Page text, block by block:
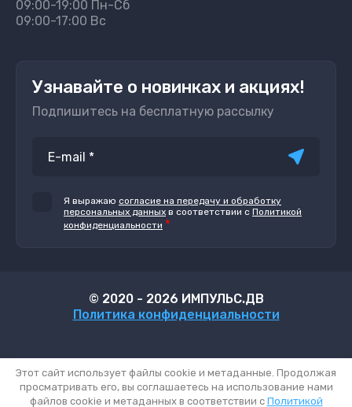
09:00-19:00 Пн-Сб
09:00-17:00 Вс
Узнавайте о новинках и акциях!
Подпишитесь на бесплатную рассылку
Я выражаю согласие на передачу и обработку
персональных данных в соответствии с Политикой
конфиденциальности *
© 2020 - 2026 ИМПУЛЬС.ДВ
Политика конфиденциальности
Этот сайт использует файлы cookie и метаданные. Продолжая
просматривать его, вы соглашаетесь на использование нами
файлов cookie и метаданных в соответствии с Политикой